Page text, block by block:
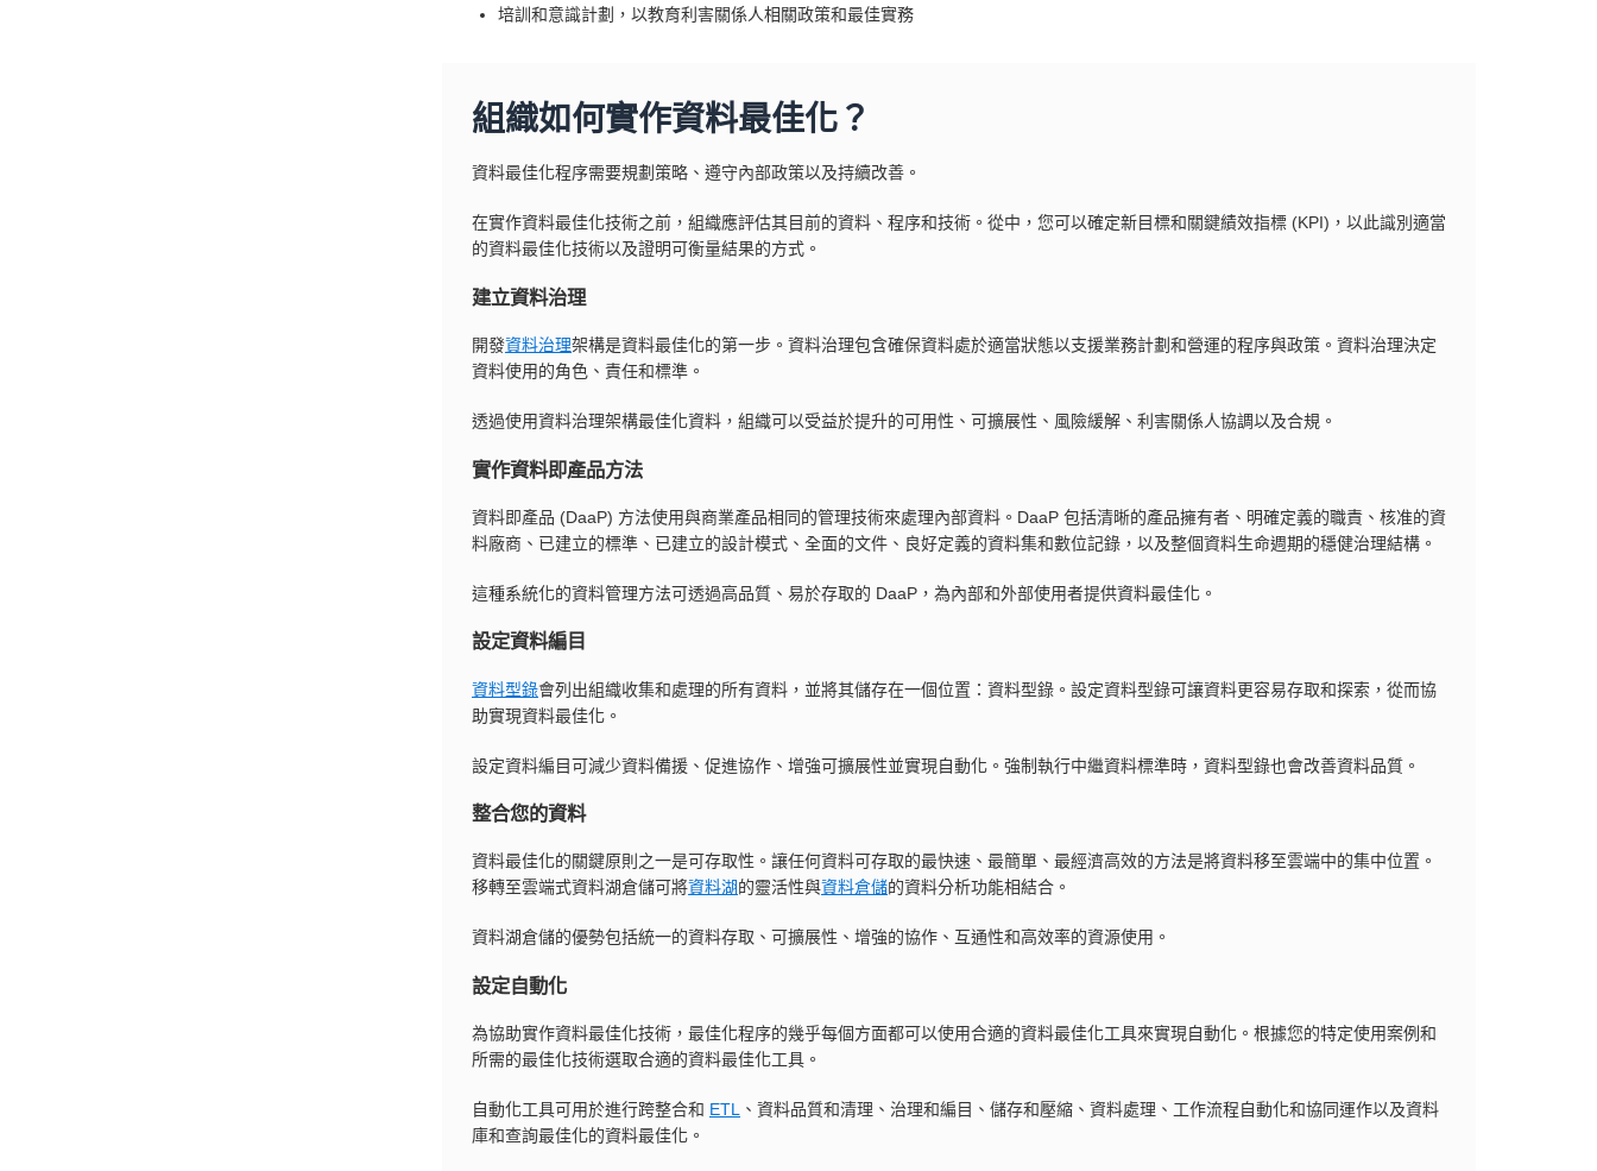
培訓和意識計劃，以教育利害關係人相關政策和最佳實務
組織如何實作資料最佳化？
資料最佳化程序需要規劃策略、遵守內部政策以及持續改善。
在實作資料最佳化技術之前，組織應評估其目前的資料、程序和技術。從中，您可以確定新目標和關鍵績效指標 (KPI)，以此識別適當
的資料最佳化技術以及證明可衡量結果的方式。
建立資料治理
開發資料治理架構是資料最佳化的第一步。資料治理包含確保資料處於適當狀態以支援業務計劃和營運的程序與政策。資料治理決定
資料使用的角色、責任和標準。
透過使用資料治理架構最佳化資料，組織可以受益於提升的可用性、可擴展性、風險緩解、利害關係人協調以及合規。
實作資料即產品方法
資料即產品 (DaaP) 方法使用與商業產品相同的管理技術來處理內部資料。DaaP 包括清晰的產品擁有者、明確定義的職責、核准的資
料廠商、已建立的標準、已建立的設計模式、全面的文件、良好定義的資料集和數位記錄，以及整個資料生命週期的穩健治理結構。
這種系統化的資料管理方法可透過高品質、易於存取的 DaaP，為內部和外部使用者提供資料最佳化。
設定資料編目
資料型錄會列出組織收集和處理的所有資料，並將其儲存在一個位置：資料型錄。設定資料型錄可讓資料更容易存取和探索，從而協
助實現資料最佳化。
設定資料編目可減少資料備援、促進協作、增強可擴展性並實現自動化。強制執行中繼資料標準時，資料型錄也會改善資料品質。
整合您的資料
資料最佳化的關鍵原則之一是可存取性。讓任何資料可存取的最快速、最簡單、最經濟高效的方法是將資料移至雲端中的集中位置。
移轉至雲端式資料湖倉儲可將資料湖的靈活性與資料倉儲的資料分析功能相結合。
資料湖倉儲的優勢包括統一的資料存取、可擴展性、增強的協作、互通性和高效率的資源使用。
設定自動化
為協助實作資料最佳化技術，最佳化程序的幾乎每個方面都可以使用合適的資料最佳化工具來實現自動化。根據您的特定使用案例和
所需的最佳化技術選取合適的資料最佳化工具。
自動化工具可用於進行跨整合和 ETL
、資料品質和清理、治理和編目、儲存和壓縮、資料處理、工作流程自動化和協同運作以及資料
庫和查詢最佳化的資料最佳化。